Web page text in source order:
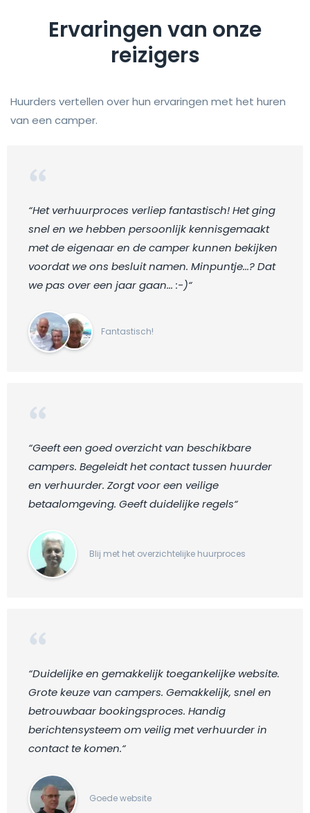
Ervaringen van onze
reizigers
Huurders vertellen over hun ervaringen met het huren
van een camper.
“Het verhuurproces verliep fantastisch! Het ging
snel en we hebben persoonlijk kennisgemaakt
met de eigenaar en de camper kunnen bekijken
voordat we ons besluit namen. Minpuntje...? Dat
we pas over een jaar gaan... :-)“
Fantastisch!
“Geeft een goed overzicht van beschikbare
campers. Begeleidt het contact tussen huurder
en verhuurder. Zorgt voor een veilige
betaalomgeving. Geeft duidelijke regels“
Blij met het overzichtelijke huurproces
“Duidelijke en gemakkelijk toegankelijke website.
Grote keuze van campers. Gemakkelijk, snel en
betrouwbaar bookingsproces. Handig
berichtensysteem om veilig met verhuurder in
contact te komen.“
Goede website